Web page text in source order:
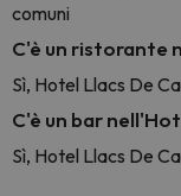
comuni
C'è un ristorante
Sì, Hotel Llacs De
C'è un bar
Sì, Hotel Llacs De